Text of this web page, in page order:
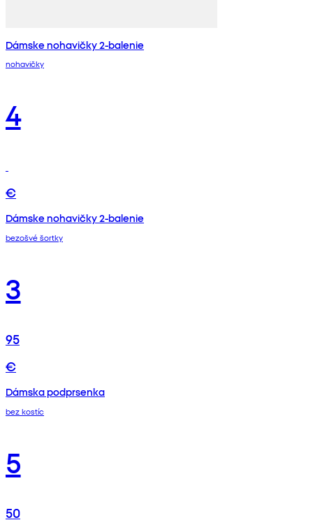
Dámske nohavičky 2-balenie
nohavičky
4
€
Dámske nohavičky 2-balenie
bezošvé šortky
3
95
€
Dámska podprsenka
bez kostíc
5
50